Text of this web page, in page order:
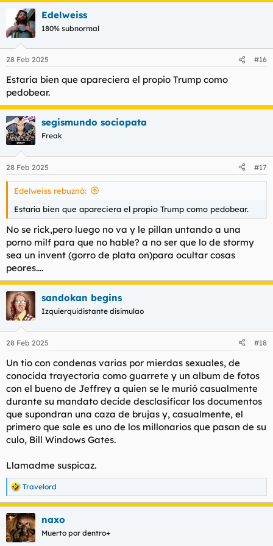
a
c
i
e
:
Edelweiss
180% subnormal
28 Feb 2025 #16
Estaría bien que apareciera el propio Trump como
pedobear.
segismundo sociopata
Freak
28 Feb 2025 #17
Edelweiss rebuznó:
Estaría bien que apareciera el propio Trump como pedobear.
No se rick,pero luego no va y le pillan untando a una
porno milf para que no hable? a no ser que lo de stormy
sea un invent (gorro de plata on)para ocultar cosas
peores....
sandokan begins
Izquierquidistante disimulao
28 Feb 2025 #18
Un tio con condenas varias por mierdas sexuales, de
conocida trayectoria como guarrete y un album de fotos
con el bueno de Jeffrey a quien se le murió casualmente
durante su mandato decide desclasificar los documentos
que supondran una caza de brujas y, casualmente, el
primero que sale es uno de los millonarios que pasan de su
culo, Bill Windows Gates.
Llamadme suspicaz.
R
e
a
c
c
i
Travelord
naxo
Muerto por dentro+